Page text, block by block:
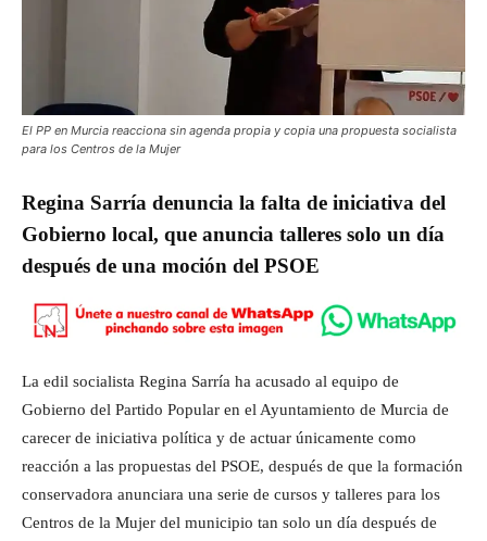
El PP en Murcia reacciona sin agenda propia y copia una propuesta socialista
para los Centros de la Mujer
Regina Sarría denuncia la falta de iniciativa del
Gobierno local, que anuncia talleres solo un día
después de una moción del PSOE
La edil socialista Regina Sarría ha acusado al equipo de
Gobierno del Partido Popular en el Ayuntamiento de Murcia de
carecer de iniciativa política y de actuar únicamente como
reacción a las propuestas del PSOE, después de que la formación
conservadora anunciara una serie de cursos y talleres para los
Centros de la Mujer del municipio tan solo un día después de